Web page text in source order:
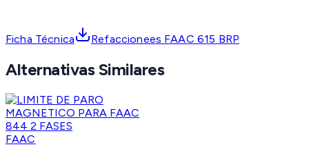
Ficha Técnica Refaccionees FAAC 615 BRP
Alternativas Similares
FAAC